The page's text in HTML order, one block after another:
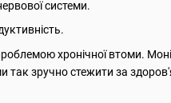
системи.
хронічної втоми.
так зручно стежити за